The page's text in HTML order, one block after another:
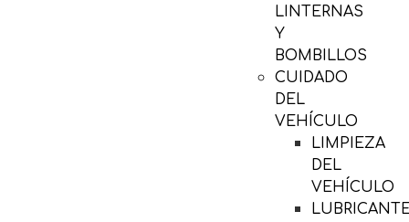
LINTERNAS
Y
BOMBILLOS
CUIDADO
DEL
VEHÍCULO
LIMPIEZA
DEL
VEHÍCULO